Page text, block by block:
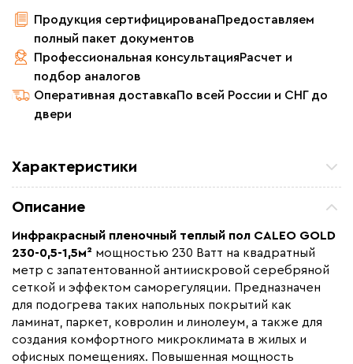
Продукция сертифицированаПредоставляем
полный пакет документов
Профессиональная консультацияРасчет и
подбор аналогов
Оперативная доставкаПо всей России и СНГ до
двери
Характеристики
Мощность (Вт) 345
Назначение
Под линолеум / ковролин,
Под паркет / ламинат
Монтаж Сухой монтаж
Макс. рабочая температура (C)
Макс. ток нагрузки (А)
Описание
Инфракрасный пленочный теплый пол CALEO GOLD
230-0,5-1,5м² мощностью 230 Ватт на квадратный
метр с запатентованной антиискровой серебряной
сеткой и эффектом саморегуляции. Предназначен
для подогрева таких напольных покрытий как
ламинат, паркет, ковролин и линолеум, а также для
создания комфортного микроклимата в жилых и
офисных помещениях. Повышенная мощность